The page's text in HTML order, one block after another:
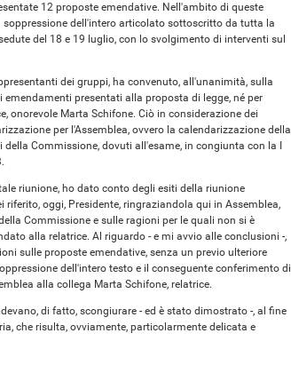
12 proposte emendative. Nell'ambito di queste
dell'intero articolato sottoscritto da tutta la
del 18 e 19 luglio, con lo svolgimento di interventi sul
dei gruppi, ha convenuto, all'unanimità, sulla
presentati alla proposta di legge, né per
onorevole Marta Schifone. Ciò in considerazione dei
per l'Assemblea, ovvero la calendarizzazione della
Commissione, dovuti all'esame, in congiunta con la I
riunione, ho dato conto degli esiti della riunione
oggi, Presidente, ringraziandola qui in Assemblea,
Commissione e sulle ragioni per le quali non si è
alla relatrice. Al riguardo - e mi avvio alle conclusioni -,
sulle proposte emendative, senza un previo ulteriore
dell'intero testo e il conseguente conferimento di
alla collega Marta Schifone, relatrice.
di fatto, scongiurare - ed è stato dimostrato -, al fine
che risulta, ovviamente, particolarmente delicata e